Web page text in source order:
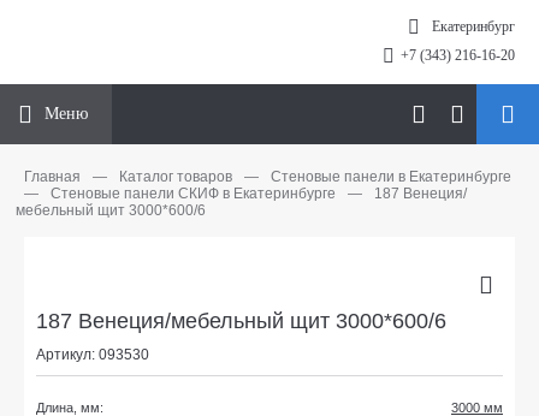
Екатеринбург
+7 (343) 216-16-20
Меню
Главная — Каталог товаров —
Стеновые панели в Екатеринбурге
—
Стеновые панели СКИФ в Екатеринбурге —
187 Венеция/
мебельный щит 3000*600/6
187 Венеция/мебельный щит 3000*600/6
Артикул: 093530
Длина, мм:
3000 мм